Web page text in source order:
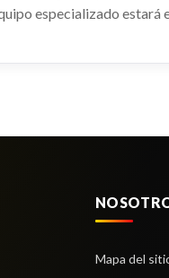
especializado estará
Mapa del